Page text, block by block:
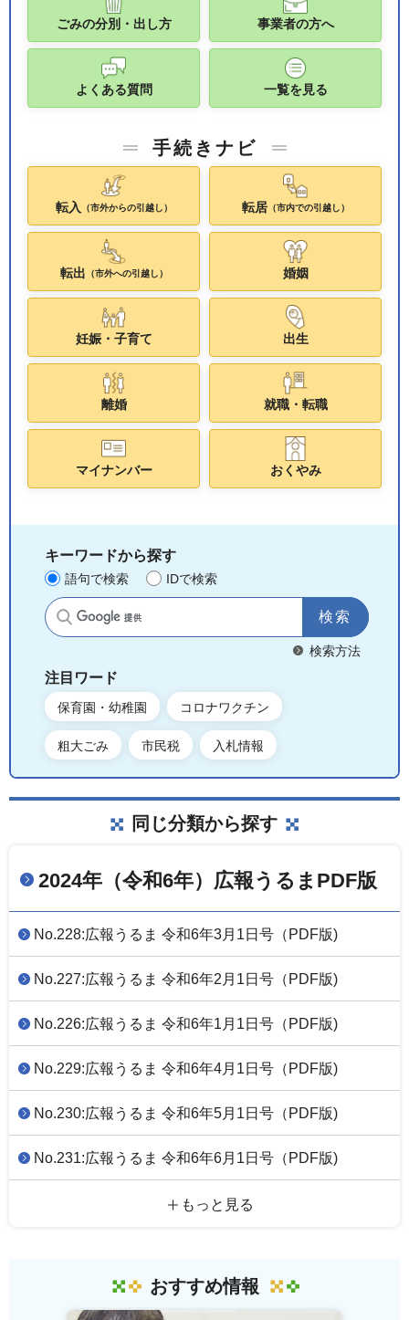
ごみの分別・出し方 事業者の方へ
よくある質問 一覧を見る
手続きナビ
転入 （市外からの引越し） 転居（市内での引越し）
転出 （市外への引越し） 婚姻
妊娠・子育て 出生
離婚 就職・転職
マイナンバー おくやみ
キーワードから探す
語句で検索 IDで検索
サイト内検索
検索方法
注目ワード
保育園・幼稚園 コロナワクチン
粗大ごみ 市民税 入札情報
同じ分類から探す
2024年（令和6年）広報うるまPDF版
No.228:広報うるま 令和6年3月1日号（PDF版)
No.227:広報うるま 令和6年2月1日号（PDF版)
No.226:広報うるま 令和6年1月1日号（PDF版)
No.229:広報うるま 令和6年4月1日号（PDF版)
No.230:広報うるま 令和6年5月1日号（PDF版)
No.231:広報うるま 令和6年6月1日号（PDF版)
もっと見る
おすすめ情報